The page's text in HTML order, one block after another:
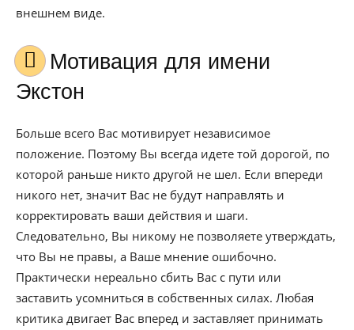
внешнем виде.
Мотивация для имени
Экстон
Больше всего Вас мотивирует независимое
положение. Поэтому Вы всегда идете той дорогой, по
которой раньше никто другой не шел. Если впереди
никого нет, значит Вас не будут направлять и
корректировать ваши действия и шаги.
Следовательно, Вы никому не позволяете утверждать,
что Вы не правы, а Ваше мнение ошибочно.
Практически нереально сбить Вас с пути или
заставить усомниться в собственных силах. Любая
критика двигает Вас вперед и заставляет принимать